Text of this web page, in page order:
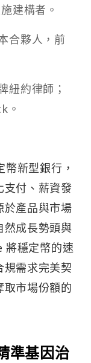
建構者。
合夥人，前
紐約律師；
。
新型銀行，
支付、薪資發
於產品與市場
然成長勢頭與
將穩定幣的速
需求完美契
市場份額的
準基因治